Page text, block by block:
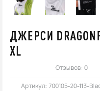
ДЖЕРСИ
XL
Отзывов: 0
Артикул: 700105-20-113-